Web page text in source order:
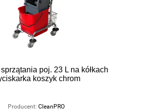
poj. 23 L na kółkach
koszyk chrom
Producent: CleanPRO